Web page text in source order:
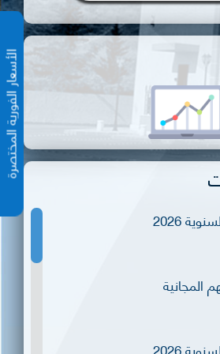
الأسعار
2026
المجانية